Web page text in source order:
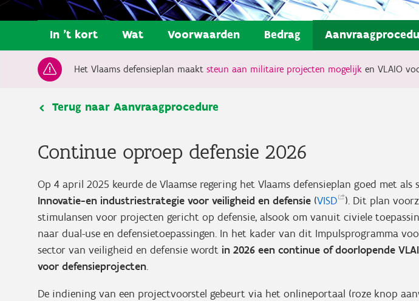
In 't kort Wat Voorwaarden Bedrag
Het Vlaams defensieplan maakt steun aan militaire projecten mogelijk en VLAIO
Terug naar Aanvraagprocedure
Continue oproep defensie 2026
Op 4 april 2025 keurde de Vlaamse regering het Vlaams defensieplan goed met als
Innovatie-en industriestrategie voor veiligheid en defensie (VISD
). Dit plan
stimulansen voor projecten gericht op defensie, alsook om vanuit civiele
naar dual-use en defensietoepassingen. In het kader van dit Impulsprogramma
sector van veiligheid en defensie wordt in 2026 een continue of doorlopende
voor defensieprojecten.
De indiening van een projectvoorstel gebeurt via het onlineportaal (roze knop